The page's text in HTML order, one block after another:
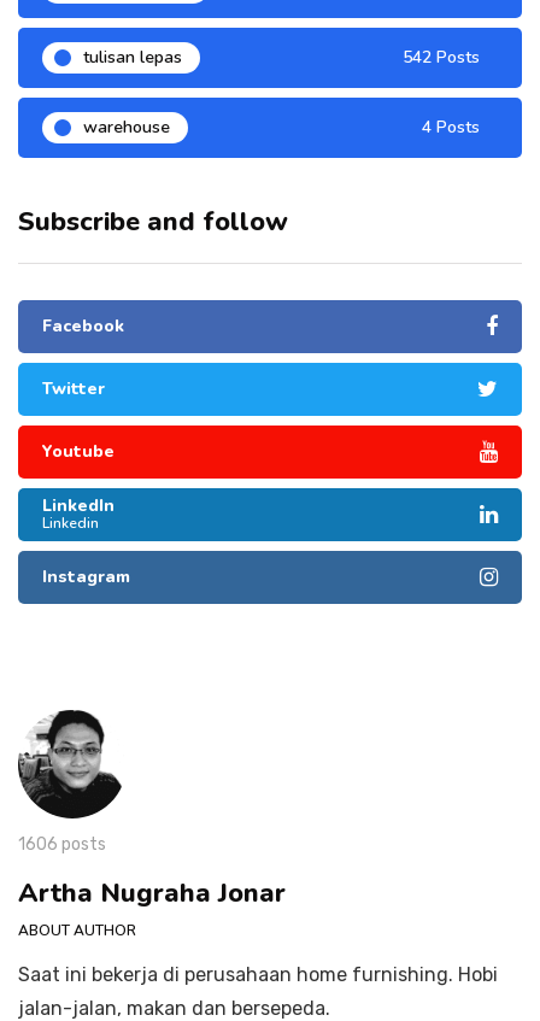
tulisan lepas 542 Posts
warehouse 4 Posts
Subscribe and follow
Facebook
Twitter
Youtube
LinkedIn
Linkedin
Instagram
1606 posts
Artha Nugraha Jonar
ABOUT AUTHOR
Saat ini bekerja di perusahaan home furnishing. Hobi
jalan-jalan, makan dan bersepeda.